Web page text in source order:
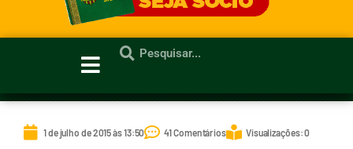
1 de julho de 2015 às 13:50 41 Comentários Visualizações: 0